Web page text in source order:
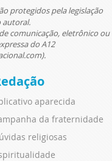
protegidos pela legislação
autoral.
comunicação, eletrônico ou
do A12
aparecida
da fraternidade
religiosas